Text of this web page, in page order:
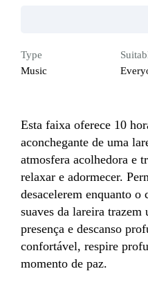
Type
Music
Esta faixa oferece 10
aconchegante de uma
atmosfera acolhedora e
relaxar e adormecer.
desacelerem enquanto o
suaves da lareira trazem
presença e descanso
confortável, respire
momento de paz.